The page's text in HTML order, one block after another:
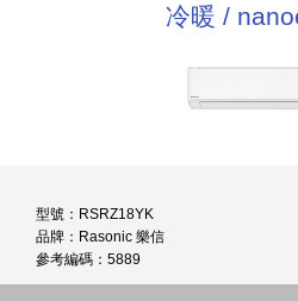
冷暖 /
型號：RSRZ18YK
品牌：Rasonic 樂信
參考編碼：5889